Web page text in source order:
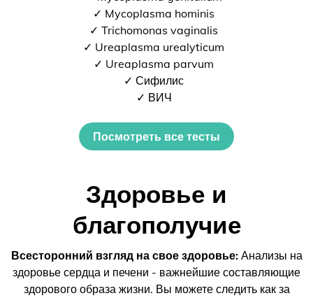
✓ Mycoplasma hominis
✓ Trichomonas vaginalis
✓ Ureaplasma urealyticum
✓ Ureaplasma parvum
✓ Сифилис
✓ ВИЧ
Посмотреть все тесты
Здоровье и
благополучие
Всесторонний взгляд на свое здоровье:Анализы на
здоровье сердца и печени - важнейшие составляющие
здорового образа жизни. Вы можете следить как за